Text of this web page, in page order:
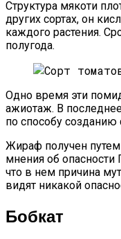
Структура мякоти
других сортах, он
каждого растения.
полугода.
Одно время эти
ажиотаж. В
по способу созданию
Жираф получен
мнения об
что в нем причина
видят никакой
Бобкат